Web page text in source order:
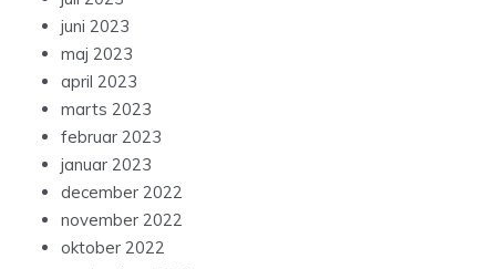
juni 2023
maj 2023
april 2023
marts 2023
februar 2023
januar 2023
december 2022
november 2022
oktober 2022